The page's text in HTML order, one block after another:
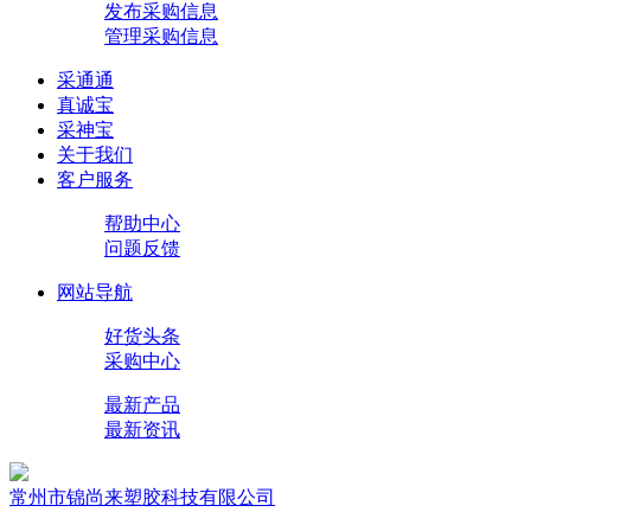
发布采购信息
管理采购信息
采通通
真诚宝
采神宝
关于我们
客户服务
帮助中心
问题反馈
网站导航
好货头条
采购中心
最新产品
最新资讯
常州市锦尚来塑胶科技有限公司